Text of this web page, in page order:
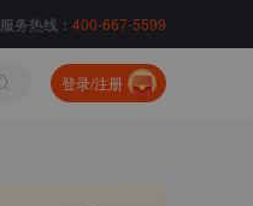
服务热线： 400-667-5599
登录/注册